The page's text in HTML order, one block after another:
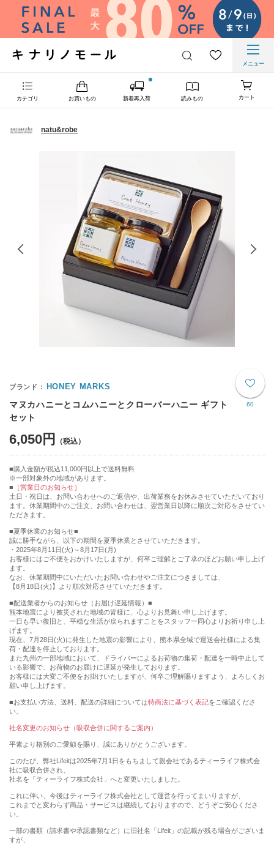
メニュー
カテゴリ お買いもの 新着再入荷 読みもの カート
natu&robe
60
HONEY MARKS
マヌカハニーとコムハニーとクローバーハニー ギフト
セット
6,050円
購入金額が税込11,000円以上で送料無料
※一部対象外の地域があります。
［営業日のお知らせ］
土日・祝日は、お問い合わせへのご返信や、出荷業務をお休みさせていただいており
ます。休業期間中のご注文、お問い合わせは、翌営業日以降に順次ご対応をさせてい
ただきます。
■夏季休業のお知らせ■
誠に勝手ながら、以下の期間を夏季休業とさせていただきます。
・2025年8月11日(火)～8月17日(月)
お客様にはご不便をおかけいたしますが、何卒ご理解とご了承のほどお願い申し上げ
ます。
なお、休業期間中にいただいたお問い合わせやご注文につきましては、
【8月18日(火)】より順次対応させていただきます。
■配送業者からのお知らせ（お届け遅延情報）■
熊本地震により被災された地域の皆様に、心よりお見舞い申し上げます。
一日も早い復旧と、平穏な生活が戻られますことをスタッフ一同心よりお祈り申し上
げます。
現在、7月28日(火)に発生した地震の影響により、熊本県全域で運送会社様による集
荷・配達を停止しております。
また九州の一部地域において、ドライバーによるお荷物の集荷・配達を一時中止して
いる影響で、お荷物のお届けに遅延が発生しております。
お客様には大変ご不便をお掛けいたしますが、何卒ご理解賜りますよう、よろしくお
願い申し上げます。
■お支払い方法、送料、配送の詳細については特商法に基づく表記をご確認くださ
い。
社名変更のお知らせ（吸収合併に関するご案内）
平素より格別のご愛顧を賜り、誠にありがとうございます。
このたび、弊社Lifeitは2025年7月1日をもちまして親会社であるティーライフ株式会
社に吸収合併され、
社名を「ティーライフ株式会社」へと変更いたしました。
これに伴い、今後はティーライフ株式会社として運営を行ってまいりますが、
これまでと変わらず商品・サービスは継続しておりますので、どうぞご安心くださ
い。
一部の書類（請求書や承認書類など）に旧社名「Lifeit」の記載が残る場合がございま
すが、